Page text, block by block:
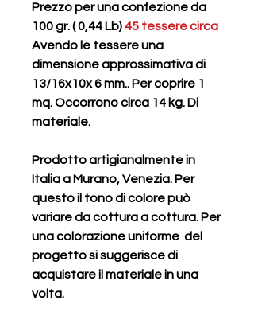
Prezzo per una confezione da
100 gr. ( 0,44 Lb)45 tessere circa
Avendo le tessere una
dimensione approssimativa di
13/16x10x 6 mm.. Per coprire 1
mq. Occorrono circa 14 kg. Di
materiale.
Prodotto artigianalmente in
Italia a Murano, Venezia. Per
questo il tono di colore può
variare da cottura a cottura. Per
una colorazione uniforme del
progetto si suggerisce di
acquistare il materiale in una
volta.